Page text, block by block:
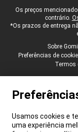
Rodapé legal
Os preços
contrário.
*Os prazos de entrega
Sobre
Preferências de
Termos
Usamos cookies e
uma experiência